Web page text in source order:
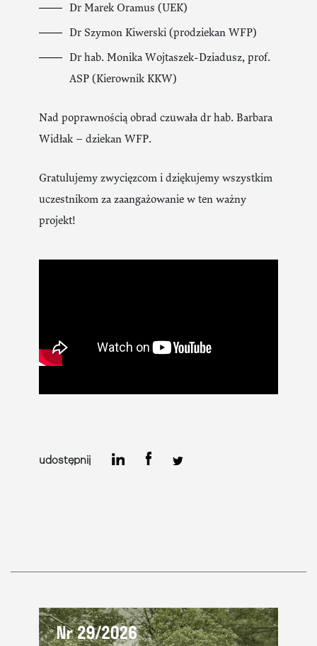
Dr Marek Oramus (UEK)
Dr Szymon Kiwerski (prodziekan WFP)
Dr hab. Monika Wojtaszek-Dziadusz, prof.
ASP (Kierownik KKW)
Nad poprawnością obrad czuwała dr hab. Barbara
Widłak – dziekan WFP.
Gratulujemy zwycięzcom i dziękujemy wszystkim
uczestnikom za zaangażowanie w ten ważny
projekt!
udostępnij